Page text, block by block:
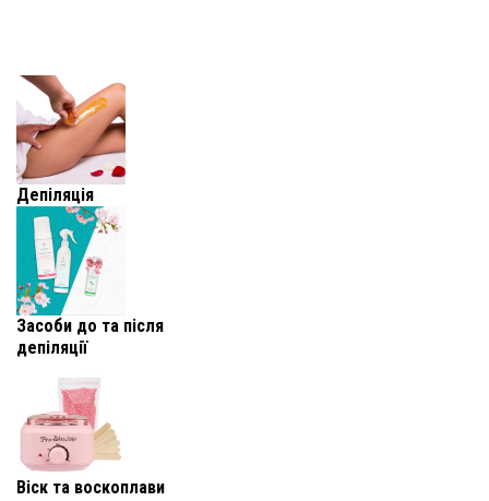
Депіляція
Засоби до та після
депіляції
Віск та воскоплави